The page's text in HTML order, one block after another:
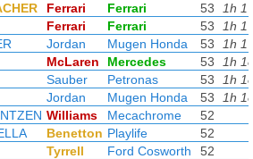
Ferrari Ferrari 53
1h
Ferrari Ferrari 53
1h
Jordan Mugen Honda 53
1h
McLaren Mercedes 53
1h
Sauber Petronas 53
1h
Jordan Mugen Honda 53
1h
Williams Mecachrome
52
Benetton Playlife
52
Tyrrell Ford Cosworth
52